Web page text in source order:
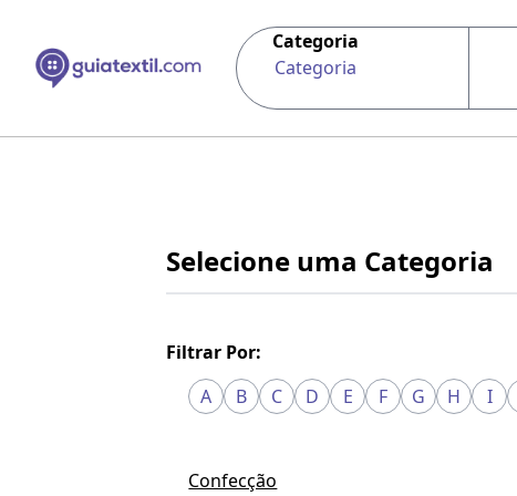
Categoria
Categoria
Selecione uma Categoria
Filtrar Por:
A
B C D E F G H I
Confecção